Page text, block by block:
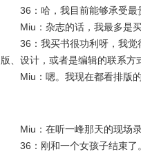
36：哈，我目前能够承受最
Miu：杂志的话，我最多是买
36：我买书很功利呀，我觉
版、设计，或者是编辑的联系方
Miu：嗯。我现在都看排版的
Miu：在听一峰那天的现场录
36：刚和一个女孩子结束了。